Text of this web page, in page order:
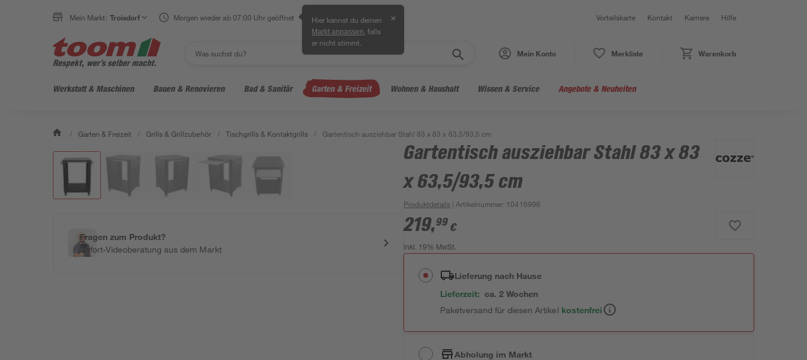
Mein Markt: Troisdorf Morgen wieder ab 07:00 Uhr geöffnet Hier kannst du deinen
Markt anpassen , falls
er nicht stimmt.
✕ Vorteilskarte Kontakt Karriere Hilfe
Mein Konto Merkliste Warenkorb
Werkstatt & Maschinen Bauen & Renovieren Bad & Sanitär Garten & Freizeit Wohnen & Haushalt Wissen & Service Angebote & Neuheiten
/ Garten & Freizeit / Grills & Grillzubehör / Tischgrills & Kontaktgrills / Gartentisch ausziehbar Stahl 83 x 83 x 63,5/93,5 cm
Fragen zum Produkt?
Sofort-Videoberatung aus dem Markt
Gartentisch ausziehbar Stahl 83 x 83
x 63,5/93,5 cm
Produktdetails | Artikelnummer: 10416996
219,99 €
inkl. 19% MwSt.
Lieferung nach Hause
Lieferzeit: ca. 2 Wochen
Paketversand für diesen Artikel kostenfrei
Abholung im Markt